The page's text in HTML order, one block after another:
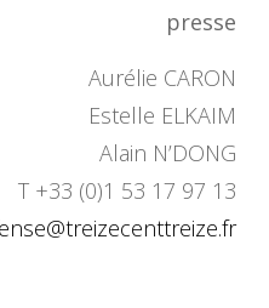
presse
Aurélie CARON
Estelle ELKAIM
Alain N’DONG
T +33 (0)1 53 17 97 13
treizecenttreize.fr